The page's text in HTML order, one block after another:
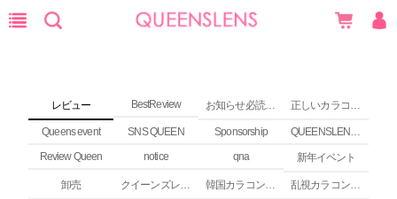
レビュー BestReview お知らせ必読 (NEWS) 正しいカラコンの使い方
Queens event SNS QUEEN Sponsorship
QUEENSLENS Affiliate Program
Review Queen
notice qna 新年イベント
卸売 クイーンズレンズ カラコンコラム 韓国カラコンguide 乱視カラコンの安全性